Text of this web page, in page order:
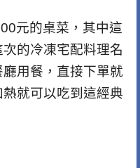
元的桌菜，其中這
的冷凍宅配料理名
用餐，直接下單就
就可以吃到這經典